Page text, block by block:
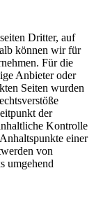
Dritter, auf
können wir für
Für die
Anbieter oder
Seiten wurden
der
Kontrolle
einer
von
umgehend